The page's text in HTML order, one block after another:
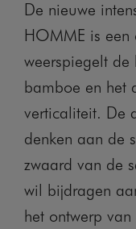
De nieuwe
HOMME is een
weerspiegelt
bamboe en het
verticaliteit. De
denken aan de
zwaard van de
wil bijdragen
het ontwerp